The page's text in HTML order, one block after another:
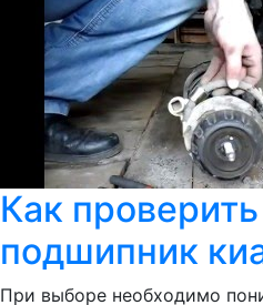
Как
подшипник
При выборе необходимо